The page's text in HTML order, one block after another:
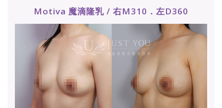
Motiva 魔滴隆乳 / 右M310．左D360